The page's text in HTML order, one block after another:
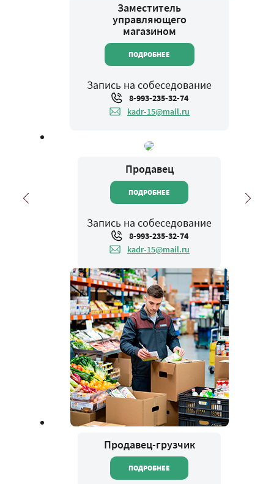
Заместитель
управляющего
магазином
ПОДРОБНЕЕ
Запись на собеседование
8-993-235-32-74
kadr-15@mail.ru
Продавец
ПОДРОБНЕЕ
Запись на собеседование
8-993-235-32-74
kadr-15@mail.ru
Продавец-грузчик
ПОДРОБНЕЕ